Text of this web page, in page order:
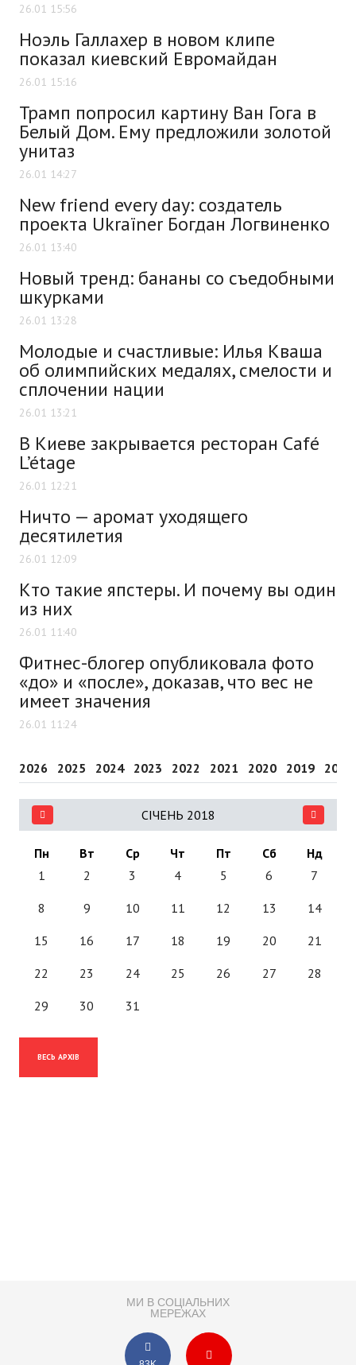
26.01 15:56
Ноэль Галлахер в новом клипе
показал киевский Евромайдан
26.01 15:16
Трамп попросил картину Ван Гога в
Белый Дом. Ему предложили золотой
унитаз
26.01 14:27
New friend every day: создатель
проекта Ukraїner Богдан Логвиненко
26.01 13:40
Новый тренд: бананы со съедобными
шкурками
26.01 13:28
Молодые и счастливые: Илья Кваша
об олимпийских медалях, смелости и
сплочении нации
26.01 13:21
В Киеве закрывается ресторан Café
L’étage
26.01 12:21
Ничто — аромат уходящего
десятилетия
26.01 12:09
Кто такие япстеры. И почему вы один
из них
26.01 11:40
Фитнес-блогер опубликовала фото
«до» и «после», доказав, что вес не
имеет значения
26.01 11:24
2026 2025 2024 2023 2022 2021 2020 2019 2018
СІЧЕНЬ 2018
Пн Вт Ср Чт Пт Сб
Нд
1
2 3 4 5 6 7
8 9 10 11 12 13 14
15 16 17 18 19 20 21
22 23 24 25 26 27 28
29 30 31
ВЕСЬ АРХІВ
МИ В СОЦІАЛЬНИХ
МЕРЕЖАХ